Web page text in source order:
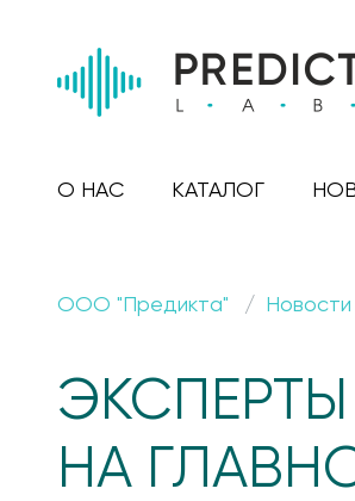
О НАС КАТАЛОГ
ООО "Предикта" Новости
НА